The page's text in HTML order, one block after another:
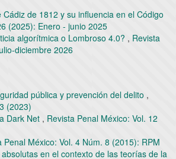
de 1812 y su influencia en el Código
(2025): Enero - junio 2025
algorítmica o Lombroso 4.0? , Revista
diciembre 2026
pública y prevención del delito ,
(2023)
Dark Net , Revista Penal México: Vol. 12
Penal México: Vol. 4 Núm. 8 (2015): RPM
en el contexto de las teorías de la